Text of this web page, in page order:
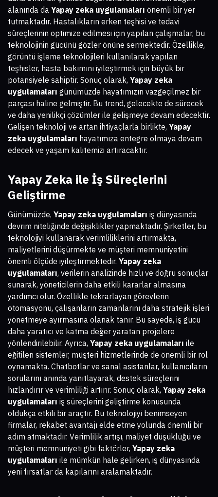
alanında da Yapay zeka uygulamaları önemli bir yer
tutmaktadır. Hastalıkların erken teşhisi ve tedavi
süreçlerinin optimize edilmesi için yapılan çalışmalar, bu
teknolojinin gücünü gözler önüne sermektedir. Özellikle,
görüntü işleme teknolojileri kullanılarak yapılan
teşhisler, hasta bakımını iyileştirmek için büyük bir
potansiyele sahiptir. Sonuç olarak, Yapay zeka
uygulamaları günümüzde hayatımızın vazgeçilmez bir
parçası haline gelmiştir. Bu trend, gelecekte de sürecek
ve daha yenilikçi çözümler ile gelişmeye devam edecektir.
Gelişen teknoloji ve artan ihtiyaçlarla birlikte, Yapay
zeka uygulamaları hayatımıza entegre olmaya devam
edecek ve yaşam kalitemizi artıracaktır.
Yapay Zeka ile İş Süreçlerini
Geliştirme
Günümüzde, Yapay zeka uygulamaları iş dünyasında
devrim niteliğinde değişiklikler yapmaktadır. Şirketler, bu
teknolojiyi kullanarak verimliliklerini artırmakta,
maliyetlerini düşürmekte ve müşteri memnuniyetini
önemli ölçüde iyileştirmektedir. Yapay zeka
uygulamaları, verilerin analizinde hızlı ve doğru sonuçlar
sunarak, yöneticilerin daha etkili kararlar almasına
yardımcı olur. Özellikle tekrarlayan görevlerin
otomasyonu, çalışanların zamanlarını daha stratejik işleri
yönetmeye ayırmasına olanak tanır. Bu sayede, iş gücü
daha yaratıcı ve katma değer yaratan projelere
yönlendirilebilir. Ayrıca, Yapay zeka uygulamaları ile
eğitilen sistemler, müşteri hizmetlerinde de önemli bir rol
oynamakta. Chatbotlar ve sanal asistanlar, kullanıcıların
sorularını anında yanıtlayarak, destek süreçlerini
hızlandırır ve verimliliği artırır. Sonuç olarak, Yapay zeka
uygulamaları iş süreçlerini geliştirme konusunda
oldukça etkili bir araçtır. Bu teknolojiyi benimseyen
firmalar, rekabet avantajı elde etme yolunda önemli bir
adım atmaktadır. Verimlilik artışı, maliyet düşüklüğü ve
müşteri memnuniyeti gibi faktörler, Yapay zeka
uygulamaları ile mümkün hale gelirken, iş dünyasında
yeni fırsatlar da kapılarını aralamaktadır.